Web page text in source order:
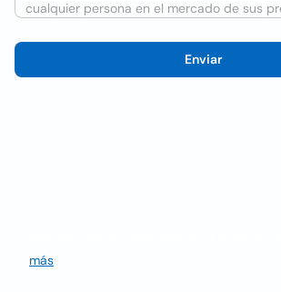
Enviar
Utilizamos cookies para mejorar la
más